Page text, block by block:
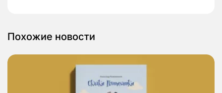
Похожие новости